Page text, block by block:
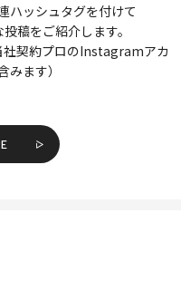
ハッシュタグを付けて
稿をご紹介します。
社契約プロのInstagramアカ
みます）